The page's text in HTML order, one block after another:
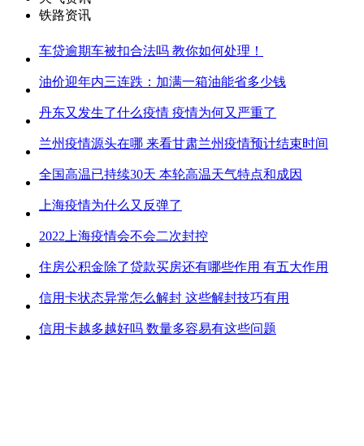
铁路资讯
车贷逾期车被扣合法吗 教你如何处理！
油价迎年内三连跌：加满一箱油能省多少钱
丹东又发生了什么疫情 疫情为何又严重了
兰州疫情源头在哪 来看甘肃兰州疫情预计结束时间
全国高温已持续30天 本轮高温天气特点和成因
上海疫情为什么又反弹了
2022上海疫情会不会二次封控
住房公积金除了贷款买房还有哪些作用 有五大作用
信用卡状态异常怎么解封 这些解封技巧有用
信用卡越多越好吗 数量多容易有这些问题